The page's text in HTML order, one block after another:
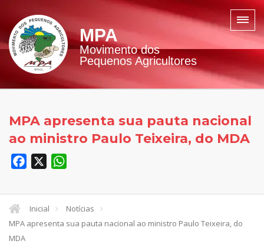
MPA
Movimento dos
Pequenos Agricultores
MPA apresenta sua pauta nacional
ao ministro Paulo Teixeira, do MDA
Facebook
Inicial
Notícias
MPA apresenta sua pauta nacional ao ministro Paulo Teixeira, do
MDA